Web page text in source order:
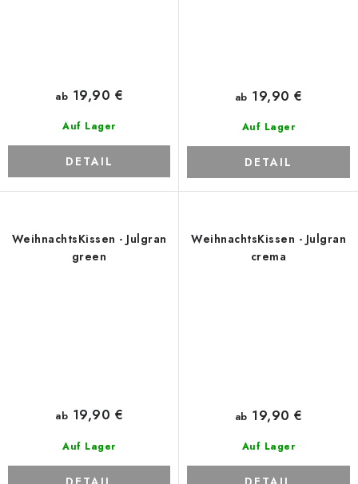
Auf Lager
ab 19,90 €
DETAIL
Auf Lager
ab 19,90 €
DETAIL
WeihnachtsKissen - Julgran
green
Auf Lager
ab 19,90 €
WeihnachtsKissen - Julgran
crema
Auf Lager
ab 19,90 €